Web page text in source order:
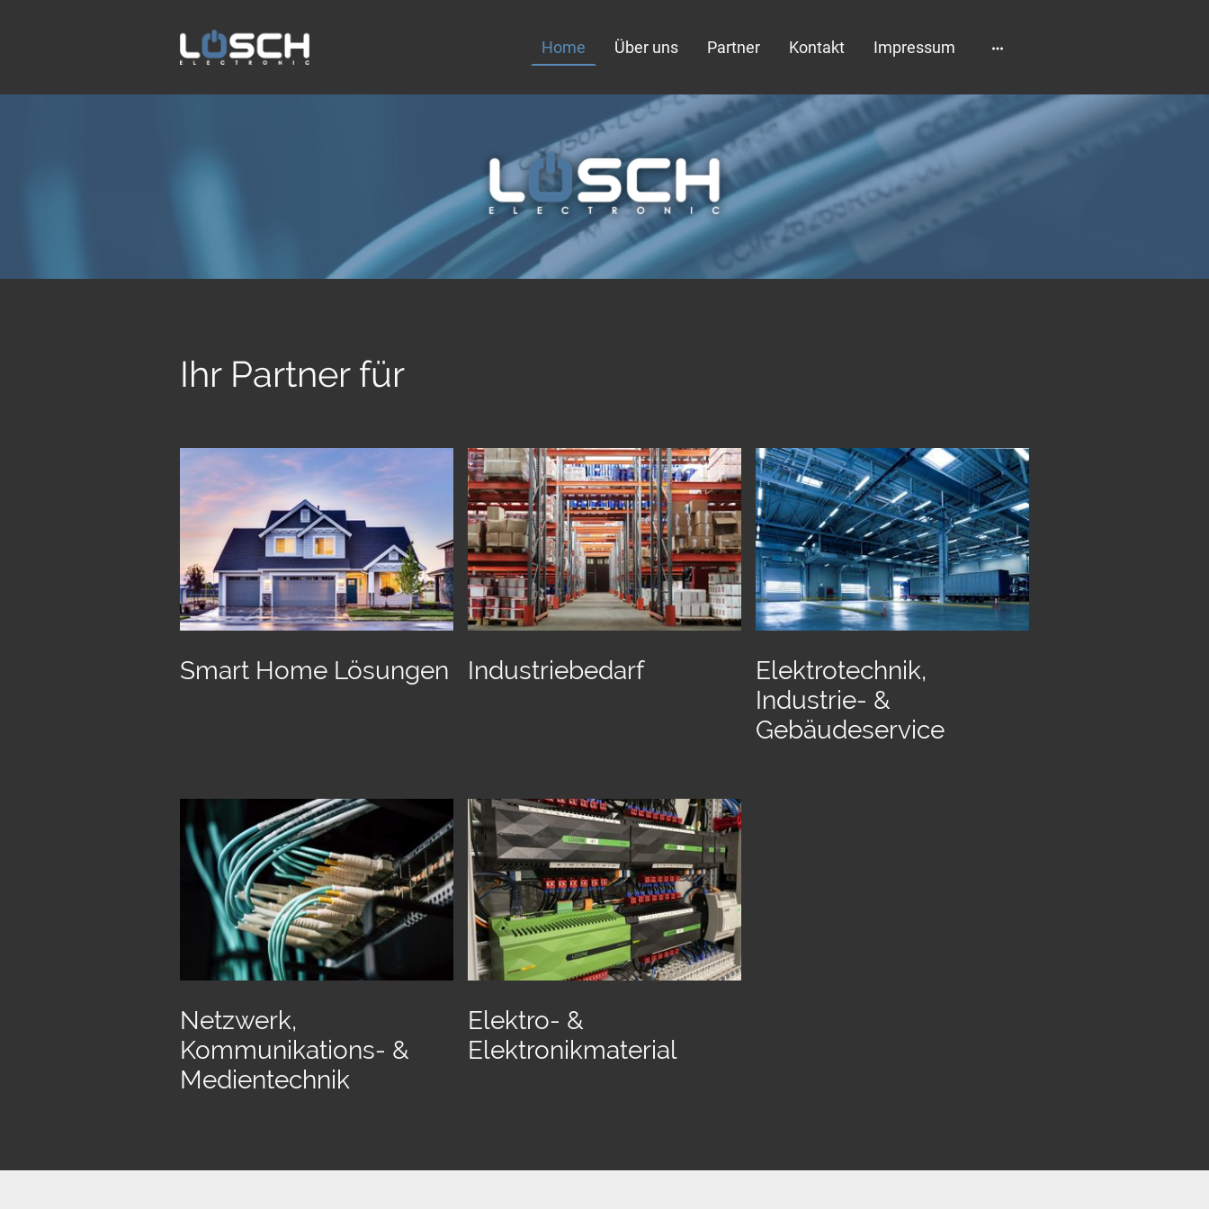
Home Über uns Partner Kontakt Impressum
Ihr Partner für
Smart Home Lösungen Industriebedarf
Elektrotechnik,
Industrie- &
Gebäudeservice
Netzwerk,
Kommunikations- &
Medientechnik
Elektro- &
Elektronikmaterial